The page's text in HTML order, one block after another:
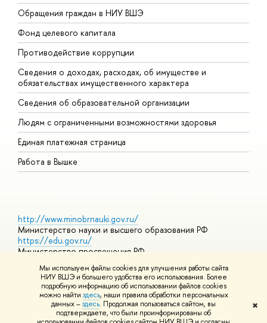
Мы используем файлы cookies для улучшения работы сайта
НИУ ВШЭ и большего удобства его использования. Более
подробную информацию об использовании файлов cookies
можно найти здесь, наши правила обработки персональных
данных –здесь. Продолжая пользоваться сайтом, вы
подтверждаете, что были проинформированы об
✖
Обращения граждан в НИУ ВШЭ
Фонд целевого капитала
Противодействие коррупции
Сведения о доходах, расходах, об имуществе и
обязательствах имущественного характера
Сведения об образовательной организации
Людям с ограниченными возможностями здоровья
Единая платежная страница
Работа в Вышке
http://www.minobrnauki.gov.ru/
Министерство науки и высшего образования РФ
https://edu.gov.ru/
Министерство просвещения РФ
Массовые открытые онлайн-курсы
© НИУ ВШЭ 1993–2026 Адреса и контактыУсловия
использования материалов Политика конфиденциальности